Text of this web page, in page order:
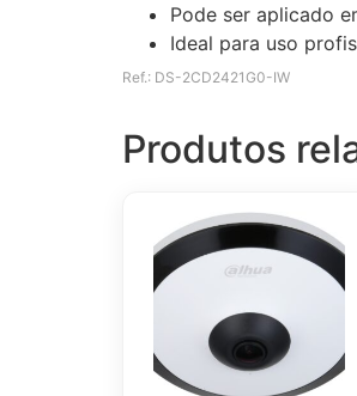
Pode ser aplicado
Ideal para uso
Ref.: DS-2CD2421G0-IW
Produtos